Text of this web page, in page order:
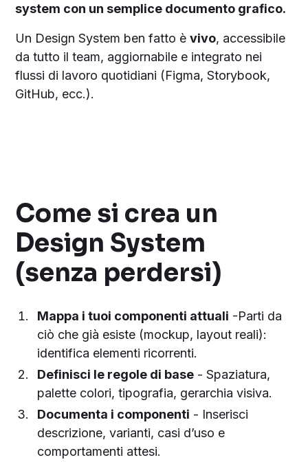
system con un semplice documento grafico.
Un Design System ben fatto èvivo, accessibile
da tutto il team, aggiornabile e integrato nei
flussi di lavoro quotidiani (Figma, Storybook,
GitHub, ecc.).
Come si crea un
Design System
(senza perdersi)
Mappa i tuoi componenti attuali -Parti da
ciò che già esiste (mockup, layout reali):
identifica elementi ricorrenti.
Definisci le regole di base - Spaziatura,
palette colori, tipografia, gerarchia visiva.
Documenta i componenti - Inserisci
descrizione, varianti, casi d’uso e
comportamenti attesi.